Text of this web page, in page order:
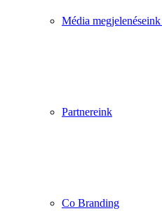
Média
Partnereink
Co Branding